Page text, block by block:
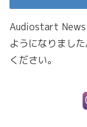
Audiostart News
ようになりまし
ください。